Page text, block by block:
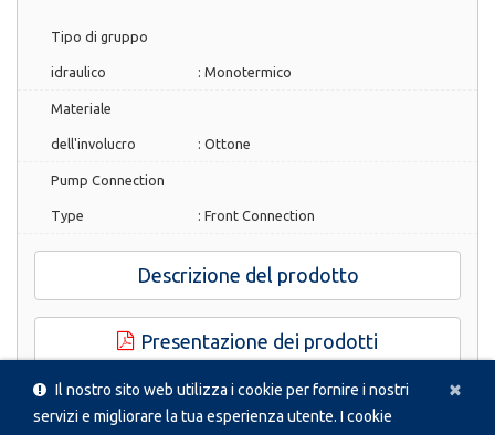
×
Il nostro sito web utilizza i cookie per fornire i nostri
servizi e migliorare la tua esperienza utente. I cookie
Tipo di gruppo
idraulico : Monotermico
Materiale
dell'involucro : Ottone
Pump Connection
Type : Front Connection
Descrizione del prodotto
Presentazione dei prodotti